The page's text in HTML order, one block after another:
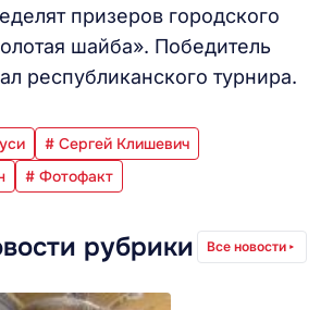
призеров городского
шайба». Победитель
республиканского турнира.
# Сергей Клишевич
# Фотофакт
рубрики Все новости